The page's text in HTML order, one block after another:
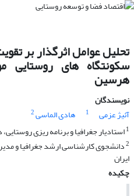
تحلیل عوامل اثرگذار بر
سکونتگاه های روستایی
هرسین
نویسندگان
آئیژ عزمی
1 هادی الماسی2
1استادیار جغرافیا و برنامه ریزی
2دانشجوی کارشناسی ارشد جغرافیا و
ایران
چکیده